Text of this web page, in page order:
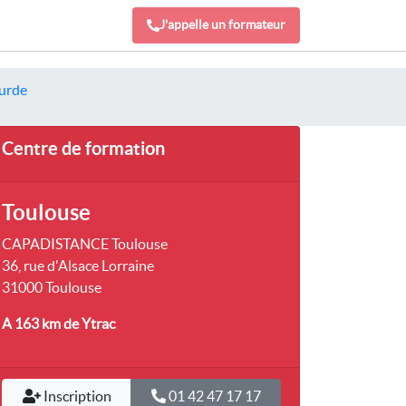
J'appelle un formateur
Centre de formation
Toulouse
CAPADISTANCE Toulouse
36, rue d'Alsace Lorraine
31000 Toulouse
A 163 kmde Ytrac
Inscription 01 42 47 17 17